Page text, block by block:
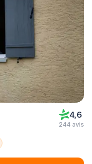
4,6
244 avis